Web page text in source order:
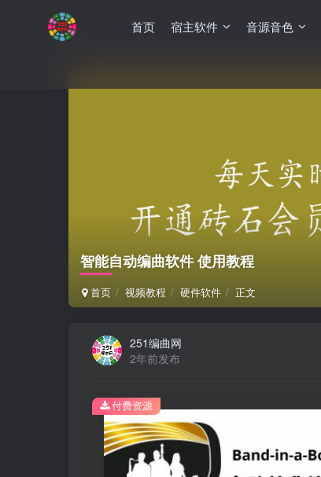
首页 宿主软件 音源音色
智能自动编曲软件 使用教程
首页 视频教程 硬件软件 正文
251编曲网
2年前发布
付费资源